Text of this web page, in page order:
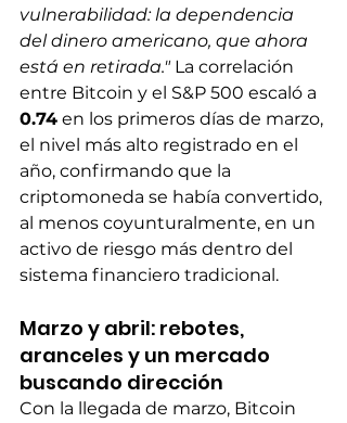
vulnerabilidad: la dependencia
del dinero americano, que ahora
está en retirada." La correlación
entre Bitcoin y el S&P 500 escaló a
0.74 en los primeros días de marzo,
el nivel más alto registrado en el
año, confirmando que la
criptomoneda se había convertido,
al menos coyunturalmente, en un
activo de riesgo más dentro del
sistema financiero tradicional.
Marzo y abril: rebotes,
aranceles y un mercado
buscando dirección
Con la llegada de marzo, Bitcoin